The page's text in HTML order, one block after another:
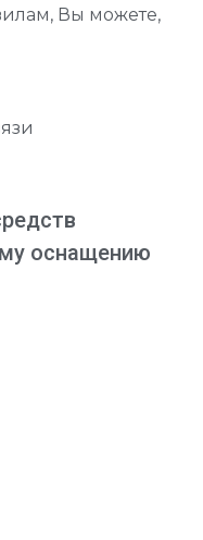
Вы можете,
оснащению